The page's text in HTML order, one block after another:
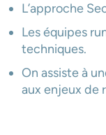
L’approche
Les équipes
techniques.
On assiste à
aux enjeux de